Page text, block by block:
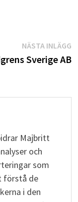
NÄSTA INLÄGG
Sverige AB
Majbritt
och
som
förstå de
i den